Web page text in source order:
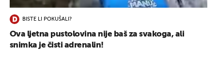
BISTE LI POKUŠALI?
Ova ljetna pustolovina nije baš za svakoga, ali
snimka je čisti adrenalin!